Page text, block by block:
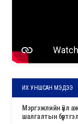
ИХ УНШСАН МЭДЭЭ
мэргэжлийн үйл ажиллагаа эрхлэх зөвшөөрлийн
шалгалтын бүртгэл